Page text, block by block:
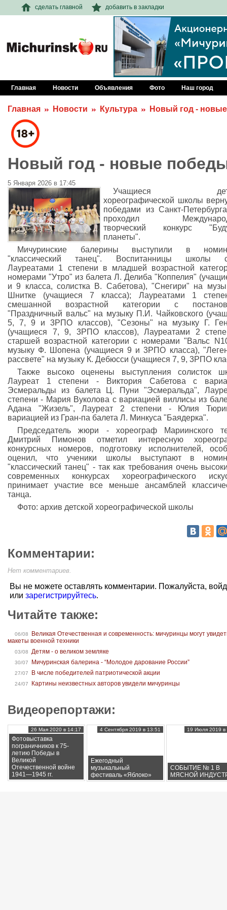
сделать главной добавить в закладки
Главная Новости Объявления Фото Наш город
Главная Новости Культура Новый год -
Новый год - новые
5 Января 2026 в 17:45
Учащиеся
хореографической школы
победами из Санкт-
проходил
творческий конкурс
планеты".
Мичуринские балерины выступили в
"классический танец". Воспитанницы школы
Лауреатами 1 степени в младшей возрастной
номерами "Утро" из балета Л. Делиба "Коппелия"
и 9 класса, солистка В. Сабетова), "Снегири" на
Шнитке (учащиеся 7 класса); Лауреатами 1
смешанной возрастной категории с
"Праздничный вальс" на музыку П.И. Чайковского
5, 7, 9 и 3РПО классов), "Сезоны" на музыку Г.
(учащиеся 7, 9, 3РПО классов), Лауреатами 2
старшей возрастной категории с номерами "Вальс
музыку Ф. Шопена (учащиеся 9 и 3РПО класса),
рассвете" на музыку К. Дебюсси (учащиеся 7, 9, 3РПО
Также высоко оценены выступления солисток
Лауреат 1 степени - Виктория Сабетова с
Эсмеральды из балета Ц. Пуни "Эсмеральда",
степени - Мария Вуколова с вариацией виллисы из
Адана "Жизель", Лауреат 2 степени - Юлия
вариацией из Гран-па балета Л. Минкуса "Баядерка".
Председатель жюри - хореограф Мариинского
Дмитрий Пимонов отметил интересную
конкурсных номеров, подготовку исполнителей,
оценил, что ученики школы выступают в
"классический танец" - так как требования очень
современных конкурсах хореографического
принимает участие все меньше ансамблей
танца.
Фото: архив детской хореографической школы
Комментарии:
Нет комментариев.
Вы не можете оставлять комментарии. Пожалуйста,
или зарегистрируйтесь.
Читайте также:
06/08
Великая Отечественная и современность: мичуринцы могут
макеты военной техники
03/08 Детям - о великом земляке
30/07 Мичуринская балерина - “Молодое дарование России”
27/07 В числе победителей патриотической акции
24/07 Картины неизвестных авторов увидели мичуринцы
Видеорепортажи:
Фотовыставка
пограничников к 75-
летию Победы в
Великой
Отечественной войне
1941—1945 гг.
26 Мая 2020 в 14:17
Ежегодный
музыкальный
фестиваль «Яблоко»
4 Сентября 2019 в 13:51
СОБЫТИЕ № 1 В
МЯСНОЙ
19 Июля 2019 в